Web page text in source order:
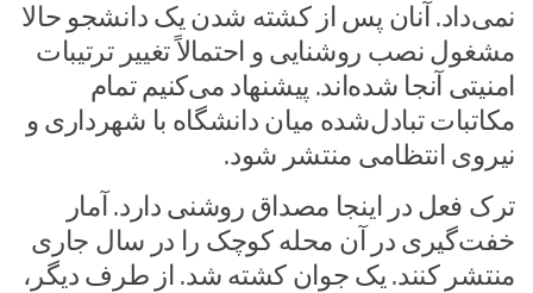
نمی‌داد. آنان پس از کشته شدن یک دانشجو حالا
مشغول نصب روشنایی و احتمالاً تغییر ترتیبات
امنیتی آنجا شده‌اند. پیشنهاد می‌کنیم تمام
مکاتبات تبادل‌شده میان دانشگاه با شهرداری و
نیروی انتظامی منتشر شود.
ترک فعل در اینجا مصداق روشنی دارد. آمار
خفت‌گیری در آن محله کوچک را در سال جاری
منتشر کنند. یک جوان کشته شد. از طرف دیگر،